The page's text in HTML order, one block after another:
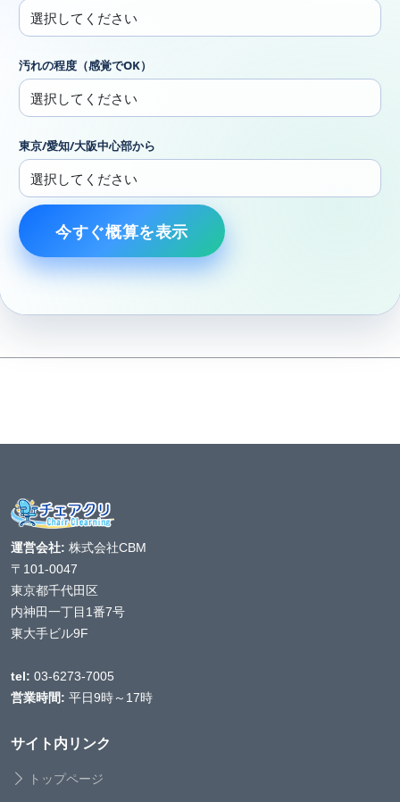
汚れの程度（感覚でOK）
東京/愛知/大阪中心部から
今すぐ概算を表示
運営会社: 株式会社CBM
〒101-0047
東京都千代田区
内神田一丁目1番7号
東大手ビル9F
tel: 03-6273-7005
営業時間: 平日9時～17時
サイト内リンク
トップページ